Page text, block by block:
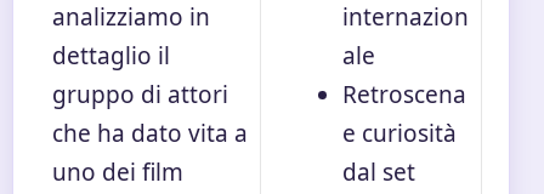
analizziamo in
dettaglio il
gruppo di attori
che ha dato vita a
uno dei film
internazion
ale
Retroscena
e curiosità
dal set